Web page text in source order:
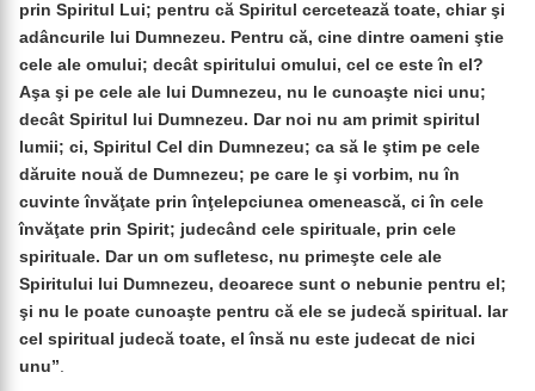
prin Spiritul Lui; pentru că Spiritul cercetează toate, chiar şi
adâncurile lui Dumnezeu. Pentru că, cine dintre oameni ştie
cele ale omului; decât spiritului omului, cel ce este în el?
Aşa şi pe cele ale lui Dumnezeu, nu le cunoaşte nici unu;
decât Spiritul lui Dumnezeu. Dar noi nu am primit spiritul
lumii; ci, Spiritul Cel din Dumnezeu; ca să le ştim pe cele
dăruite nouă de Dumnezeu; pe care le şi vorbim, nu în
cuvinte învăţate prin înţelepciunea omenească, ci în cele
învăţate prin Spirit; judecând cele spirituale, prin cele
spirituale. Dar un om sufletesc, nu primeşte cele ale
Spiritului lui Dumnezeu, deoarece sunt o nebunie pentru el;
şi nu le poate cunoaşte pentru că ele se judecă spiritual. Iar
cel spiritual judecă toate, el însă nu este judecat de nici
unu”.